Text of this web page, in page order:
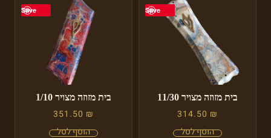
Save
בית מזוזה מצויר 11/30
314.50 ₪
Save
בית מזוזה מצויר 1/10
351.50 ₪